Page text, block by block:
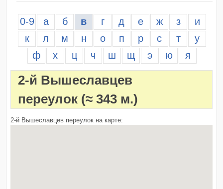
0-9 а б в г д е ж з
и
к
л м н о п р с т
у
ф
х ц ч ш щ э ю я
2-й Вышеславцев
переулок (≈ 343 м.)
2-й Вышеславцев переулок на карте: